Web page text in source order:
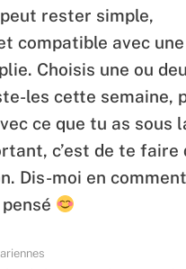
rester simple,
compatible avec
Choisis une ou
les cette semaine,
ce que tu as sous
c’est de te faire
Dis-moi en